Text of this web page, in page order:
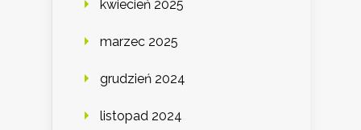
kwiecień 2025
marzec 2025
grudzień 2024
listopad 2024